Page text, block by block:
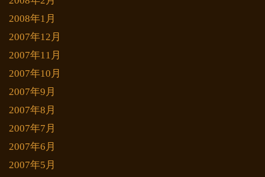
2008年1月
2007年12月
2007年11月
2007年10月
2007年9月
2007年8月
2007年7月
2007年6月
2007年5月